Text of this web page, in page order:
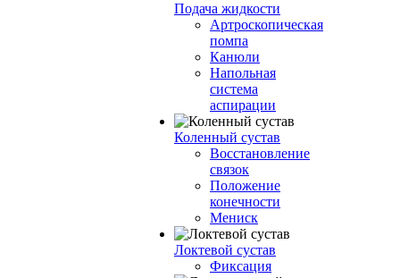
Подача жидкости
Артроскопическая
помпа
Канюли
Напольная
система
аспирации
Коленный сустав
Восстановление
связок
Положение
конечности
Мениск
Локтевой сустав
Фиксация